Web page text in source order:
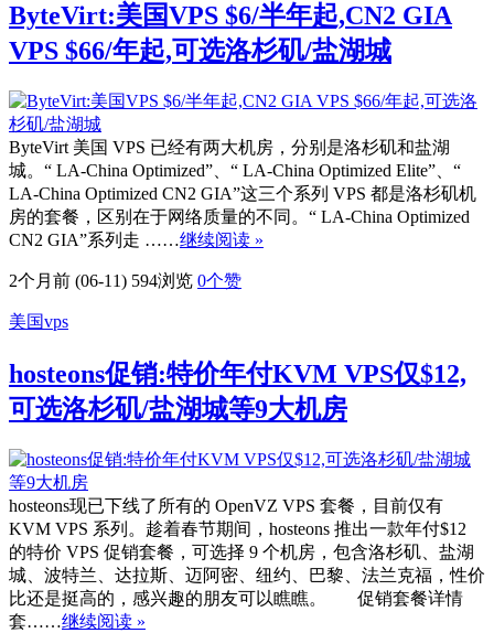
ByteVirt:美国VPS $6/半年起,CN2 GIA
VPS $66/年起,可选洛杉矶/盐湖城
ByteVirt 美国 VPS 已经有两大机房，分别是洛杉矶和盐湖
城。“ LA-China Optimized”、“ LA-China Optimized Elite”、“
LA-China Optimized CN2 GIA”这三个系列 VPS 都是洛杉矶机
房的套餐，区别在于网络质量的不同。“ LA-China Optimized
CN2 GIA”系列走 ……继续阅读 »
2个月前 (06-11) 594浏览 0个赞
美国vps
hosteons促销:特价年付KVM VPS仅$12,
可选洛杉矶/盐湖城等9大机房
hosteons现已下线了所有的 OpenVZ VPS 套餐，目前仅有
KVM VPS 系列。趁着春节期间，hosteons 推出一款年付$12
的特价 VPS 促销套餐，可选择 9 个机房，包含洛杉矶、盐湖
城、波特兰、达拉斯、迈阿密、纽约、巴黎、法兰克福，性价
比还是挺高的，感兴趣的朋友可以瞧瞧。 促销套餐详情
套……继续阅读 »